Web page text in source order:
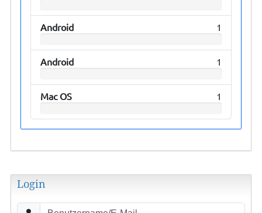
Android 1
Android 1
Mac OS 1
Login